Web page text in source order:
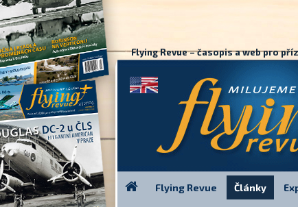
Flying Revue – časopis a web pro
Flying Revue Články